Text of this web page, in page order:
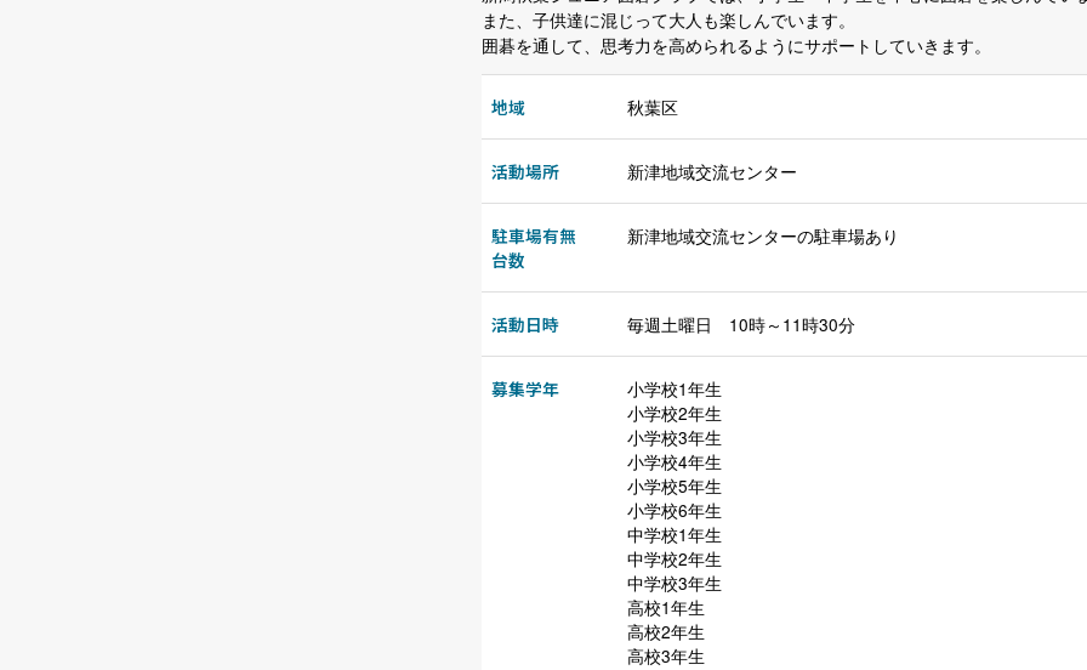
また、子供達に混じって大人も楽しんでいます。
囲碁を通して、思考力を高められるようにサポートしていきます。
地域 秋葉区
活動場所 新津地域交流センター
駐車場有無
台数
新津地域交流センターの駐車場あり
活動日時 毎週土曜日 10時～11時30分
募集学年
小学校1年生
小学校2年生
小学校3年生
小学校4年生
小学校5年生
小学校6年生
中学校1年生
中学校2年生
中学校3年生
高校1年生
高校2年生
高校3年生